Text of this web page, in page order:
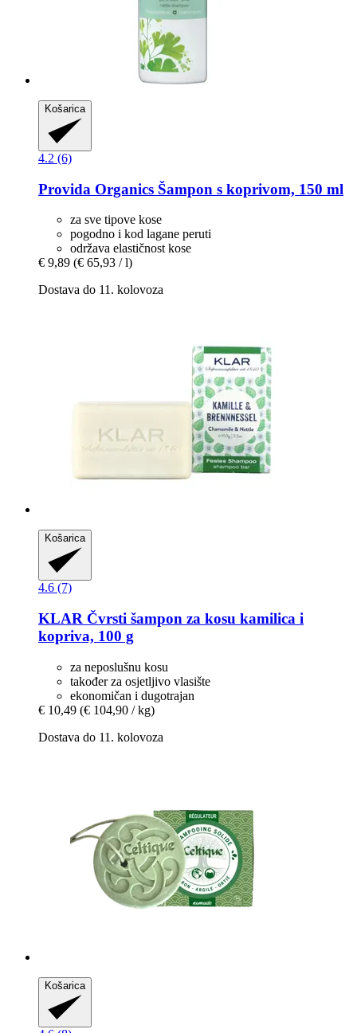
Košarica
4.2 (6)
Provida Organics Šampon s koprivom, 150 ml
za sve tipove kose
pogodno i kod lagane peruti
održava elastičnost kose
€ 9,89 (€ 65,93 / l)
Dostava do 11. kolovoza
Košarica
4.6 (7)
KLAR Čvrsti šampon za kosu kamilica i
kopriva, 100 g
za neposlušnu kosu
također za osjetljivo vlasište
ekonomičan i dugotrajan
€ 10,49 (€ 104,90 / kg)
Dostava do 11. kolovoza
Košarica